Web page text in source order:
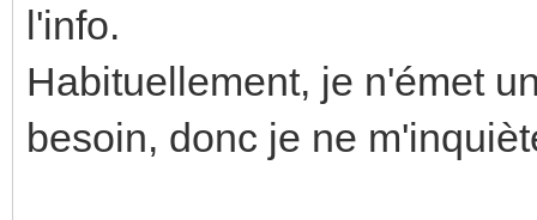
l'info.
Habituellement, je n'émet
besoin, donc je ne